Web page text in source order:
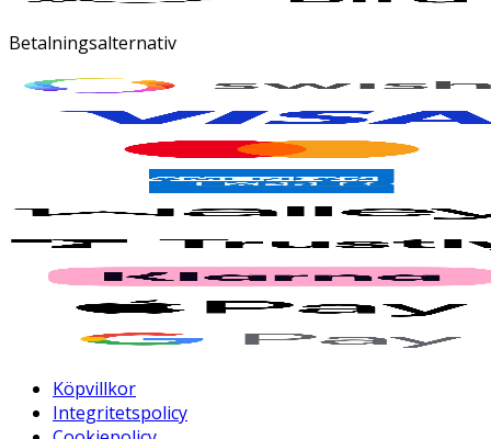
Betalningsalternativ
Köpvillkor
Integritetspolicy